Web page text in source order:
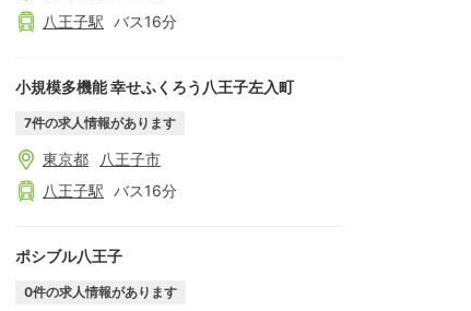
八王子駅 バス16分
小規模多機能 幸せふくろう八王子左入町
7件の求人情報があります
東京都
八王子市
八王子駅 バス16分
ポシブル八王子
0件の求人情報があります